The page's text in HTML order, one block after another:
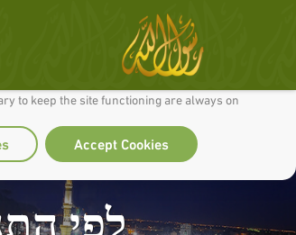
well for you and so we can continually improve it.
to keep the site functioning are always on
Accept Cookies
לפי התנ''ך (4) התורה קוראת